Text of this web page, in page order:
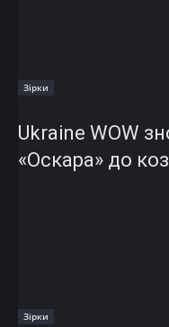
Зірки
Ukraine WOW
«Оскара» до
Зірки